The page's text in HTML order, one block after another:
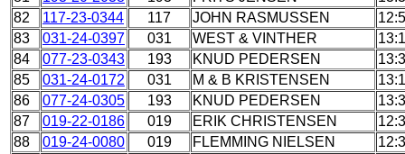
82
117-23-0344 117 JOHN RASMUSSEN
83
031-24-0397 031 WEST & VINTHER
84
077-23-0343 193 KNUD PEDERSEN
85
031-24-0172 031 M & B KRISTENSEN
86
077-24-0305 193 KNUD PEDERSEN
87
019-22-0186 019 ERIK CHRISTENSEN
88
019-24-0080 019 FLEMMING NIELSEN